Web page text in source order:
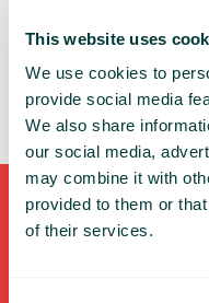
This website uses
We use cookies to
provide social media
We also share
our social media,
may combine it with
provided to them or
of their services.
ELEPHATE